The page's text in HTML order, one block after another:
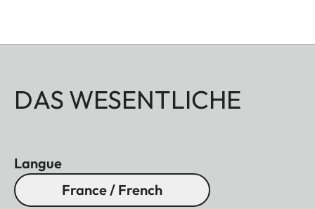
DAS WESENTLICHE
Langue
France / French